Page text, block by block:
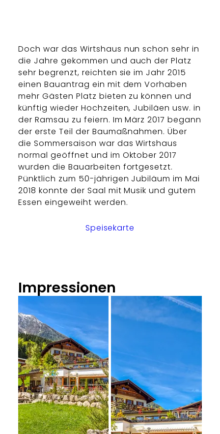
Doch war das Wirtshaus nun schon sehr in
die Jahre gekommen und auch der Platz
sehr begrenzt, reichten sie im Jahr 2015
einen Bauantrag ein mit dem Vorhaben
mehr Gästen Platz bieten zu können und
künftig wieder Hochzeiten, Jubiläen usw. in
der Ramsau zu feiern. Im März 2017 begann
der erste Teil der Baumaßnahmen. Über
die Sommersaison war das Wirtshaus
normal geöffnet und im Oktober 2017
wurden die Bauarbeiten fortgesetzt.
Pünktlich zum 50-jährigen Jubiläum im Mai
2018 konnte der Saal mit Musik und gutem
Essen eingeweiht werden.
Speisekarte
Impressionen